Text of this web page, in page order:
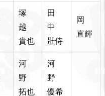
塚
越
貴也
田
中
壯侍
岡
直輝
河
野
拓也
河
野
優希